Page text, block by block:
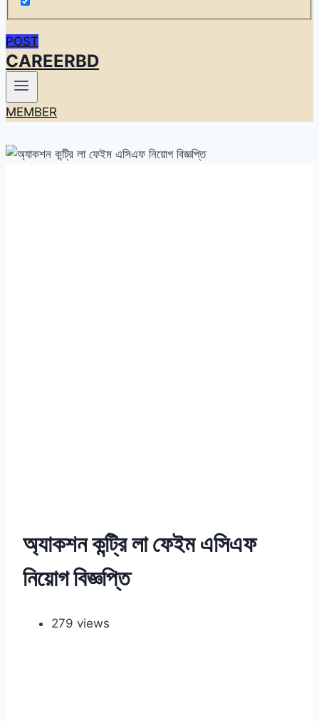
POST
CAREERBD
MEMBER
অ্যাকশন কন্ট্রি লা ফেইম এসিএফ
নিয়োগ বিজ্ঞপ্তি
279 views